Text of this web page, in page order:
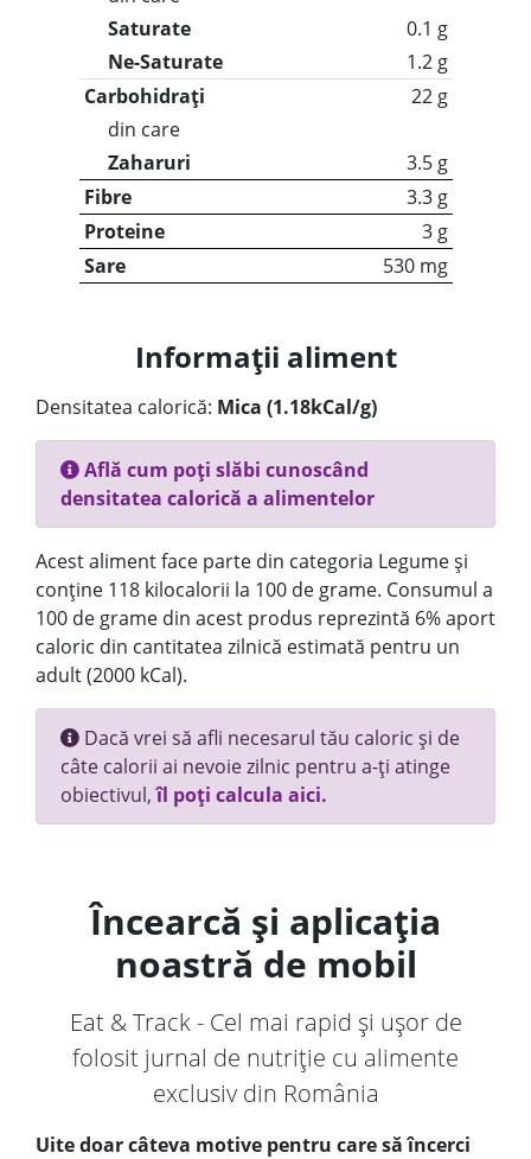
Saturate
0.1 g
Ne-Saturate
1.2 g
Carbohidrați
22 g
din care
Zaharuri
3.5 g
Fibre
3.3 g
Proteine
3 g
Sare
530 mg
Informații aliment
Densitatea calorică: Mica (1.18kCal/g)
Află cum poți slăbi cunoscând
densitatea calorică a alimentelor
Acest aliment face parte din categoria Legume și
conține 118 kilocalorii la 100 de grame. Consumul a
100 de grame din acest produs reprezintă 6% aport
caloric din cantitatea zilnică estimată pentru un
adult (2000 kCal).
Dacă vrei să afli necesarul tău caloric și de
câte calorii ai nevoie zilnic pentru a-ți atinge
obiectivul,îl poți calcula aici.
Încearcă și aplicația
noastră de mobil
Eat & Track - Cel mai rapid și ușor de
folosit jurnal de nutriție cu alimente
exclusiv din România
Uite doar câteva motive pentru care să încerci